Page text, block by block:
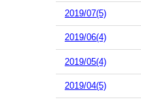
2019/07(5)
2019/06(4)
2019/05(4)
2019/04(5)